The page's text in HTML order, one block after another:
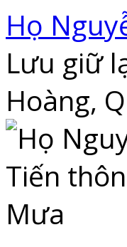
Skip
to
content
Họ
Lưu giữ
Hoàng,